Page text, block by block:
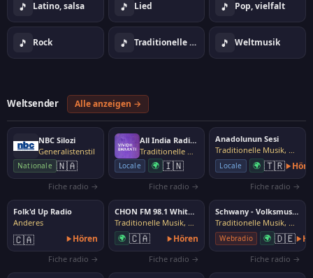
🎵 Latino, salsa 🎵 Lied 🎵 Pop, vielfalt
🎵 Rock 🎵 Traditionelle Musik, Volksmusik 🎵 Weltmusik
Weltsender Alle anzeigen →
NBC Silozi
Generalistenstil
Nationale 🇳🇦
Fiche radio →
All India Radio - Vividh Bharati
Traditionelle Musik, Volksmusik
Locale 🌍 🇮🇳
Fiche radio →
Anadolunun Sesi
Traditionelle Musik, Volksmusik
Locale 🌍 🇹🇷
Fiche radio →
Folk'd Up Radio
Anderes
🇨🇦 Hören
Fiche radio →
CHON FM 98.1 Whitehorse
Traditionelle Musik, Volksmusik
🌍 🇨🇦 Hören
Fiche radio →
Schwany - Volksmusik und Tradition
Traditionelle Musik, Volksmusik
Webradio 🌍 🇩🇪
Fiche radio →